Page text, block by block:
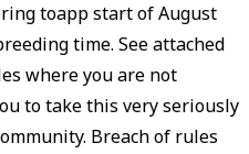
toapp start of August
time. See attached
where you are not
to take this very seriously
Breach of rules